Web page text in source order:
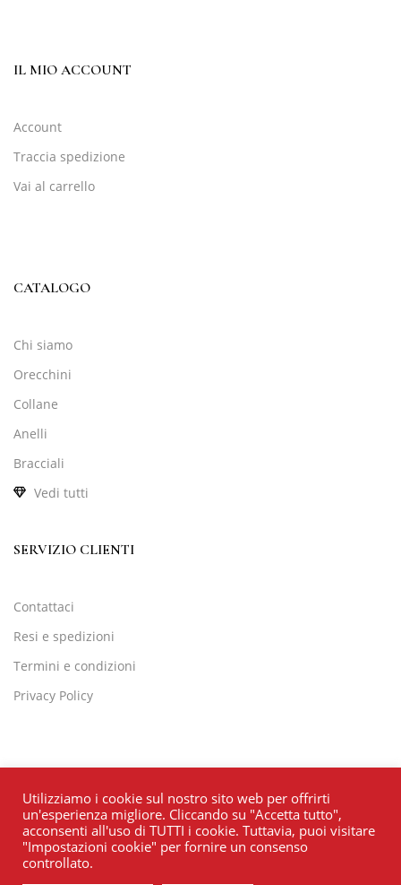
IL MIO ACCOUNT
Account
Traccia spedizione
Vai al carrello
CATALOGO
Chi siamo
Orecchini
Collane
Anelli
Bracciali
Vedi tutti
SERVIZIO CLIENTI
Contattaci
Resi e spedizioni
Termini e condizioni
Privacy Policy
Utilizziamo i cookie sul nostro sito web per offrirti
un'esperienza migliore. Cliccando su "Accetta tutto",
acconsenti all'uso di TUTTI i cookie. Tuttavia, puoi visitare
"Impostazioni cookie" per fornire un consenso
controllato.